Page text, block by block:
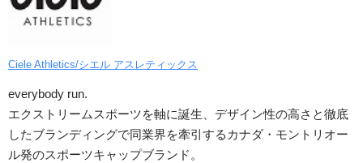
Ciele Athletics/シエル アスレティックス
everybody run.
エクストリームスポーツを軸に誕生、デザイン性の高さと徹底
したブランディングで同業界を牽引するカナダ・モントリオー
ル発のスポーツキャップブランド。